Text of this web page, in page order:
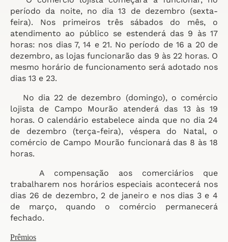
período da noite, no dia 13 de dezembro (sexta-
feira). Nos primeiros três sábados do mês, o
atendimento ao público se estenderá das 9 às 17
horas: nos dias 7, 14 e 21. No período de 16 a 20 de
dezembro, as lojas funcionarão das 9 às 22 horas. O
mesmo horário de funcionamento será adotado nos
dias 13 e 23.
No dia 22 de dezembro (domingo), o comércio
lojista de Campo Mourão atenderá das 13 às 19
horas. O calendário estabelece ainda que no dia 24
de dezembro (terça-feira), véspera do Natal, o
comércio de Campo Mourão funcionará das 8 às 18
horas.
A compensação aos comerciários que
trabalharem nos horários especiais acontecerá nos
dias 26 de dezembro, 2 de janeiro e nos dias 3 e 4
de março, quando o comércio permanecerá
fechado.
Prêmios